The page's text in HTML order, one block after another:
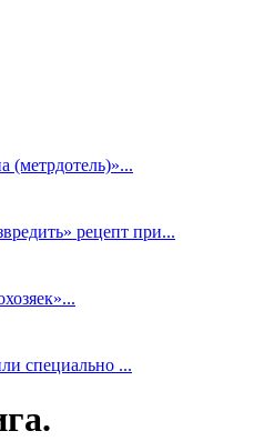
(метрдотель)»...
рецепт при...
специально ...